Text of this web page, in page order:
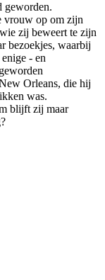
geworden.
vrouw op om zijn
zij beweert te zijn
bezoekjes, waarbij
- en
Orleans, die hij
was.
blijft zij maar